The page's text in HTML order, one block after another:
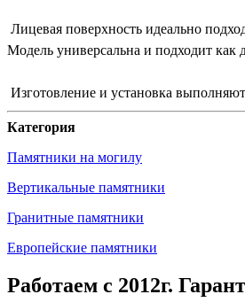
Лицевая поверхность идеально
Модель универсальна и подходит как
Изготовление и установка
Категория
Памятники на могилу
Вертикальные памятники
Гранитные памятники
Европейские памятники
Работаем с 2012г.